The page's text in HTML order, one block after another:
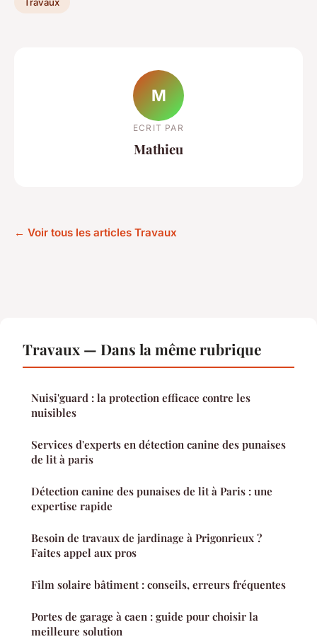
M
ECRIT PAR
Mathieu
← Voir tous les articles Travaux
Travaux — Dans la même rubrique
Nuisi'guard : la protection efficace contre les
nuisibles
Services d'experts en détection canine des punaises
de lit à paris
Détection canine des punaises de lit à Paris : une
expertise rapide
Besoin de travaux de jardinage à Prigonrieux ?
Faites appel aux pros
Film solaire bâtiment : conseils, erreurs fréquentes
Portes de garage à caen : guide pour choisir la
meilleure solution